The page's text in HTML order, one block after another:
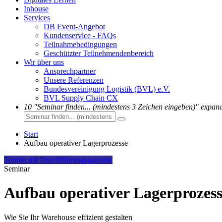
Inhouse
Services
DB Event-Angebot
Kundenservice - FAQs
Teilnahmebedingungen
Geschützter Teilnehmendenbereich
Wir über uns
Ansprechpartner
Unsere Referenzen
Bundesvereinigung Logistik (BVL) e.V.
BVL Supply Chain CX
10 "Seminar finden... (mindestens 3 Zeichen eingeben)"
Start
Aufbau operativer Lagerprozesse
Termin mit Durchführungsgarantie
Seminar
Aufbau operativer
Wie Sie Ihr Warehouse effizient gestalten